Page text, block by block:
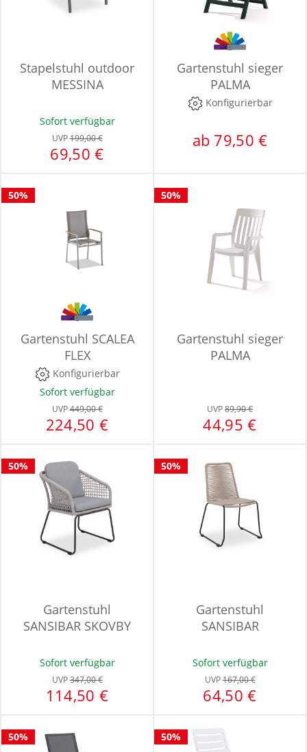
Stapelstuhl outdoor
MESSINA
Sofort verfügbar
UVP199,00 €
69,50 €
Gartenstuhl sieger
PALMA
Konfigurierbar
ab 79,50 €
50%
Gartenstuhl SCALEA
FLEX
Konfigurierbar
Sofort verfügbar
UVP449,00 €
224,50 €
50%
Gartenstuhl sieger
PALMA
UVP89,90 €
44,95 €
50%
Gartenstuhl
SANSIBAR SKOVBY
Sofort verfügbar
UVP347,00 €
114,50 €
50%
Gartenstuhl
SANSIBAR
Sofort verfügbar
UVP167,00 €
64,50 €
50% 50%